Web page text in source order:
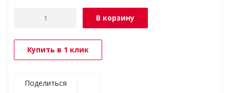
В корзину
Купить в 1 клик
Поделиться